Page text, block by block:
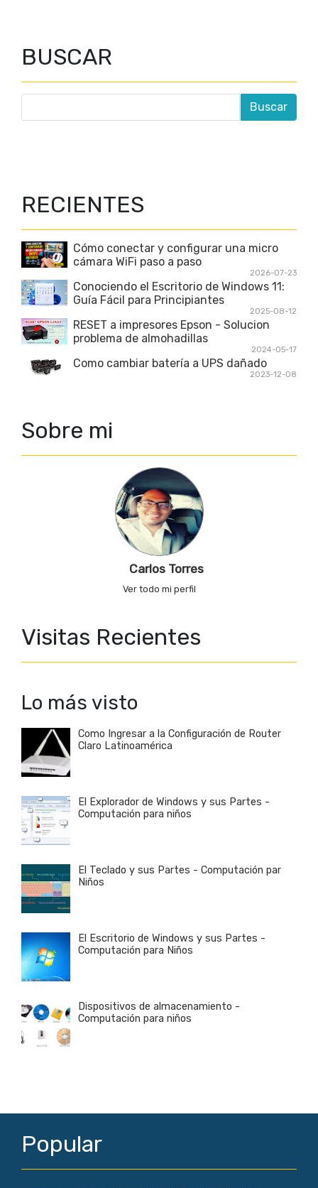
BUSCAR
RECIENTES
Cómo conectar y configurar una micro
cámara WiFi paso a paso
2026-07-23
Conociendo el Escritorio de Windows 11:
Guía Fácil para Principiantes
2025-08-12
RESET a impresores Epson - Solucion
problema de almohadillas
2024-05-17
Como cambiar batería a UPS dañado
2023-12-08
Sobre mi
Carlos Torres
Ver todo mi perfil
Visitas Recientes
Lo más visto
Como Ingresar a la Configuración de Router
Claro Latinoamérica
El Explorador de Windows y sus Partes -
Computación para niños
El Teclado y sus Partes - Computación par
Niños
El Escritorio de Windows y sus Partes -
Computación para Niños
Dispositivos de almacenamiento -
Computación para niños
Popular